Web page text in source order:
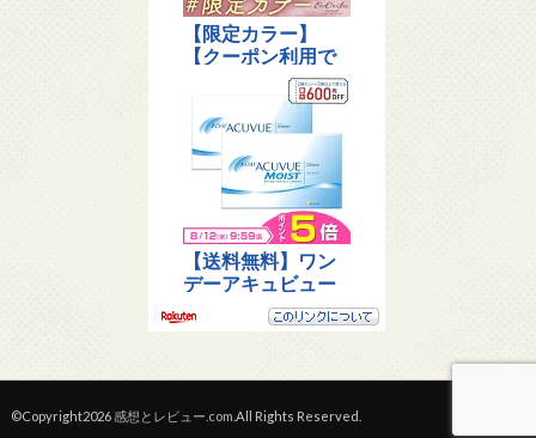
©Copyright2026感想とレビュー.com .All Rights Reserved.